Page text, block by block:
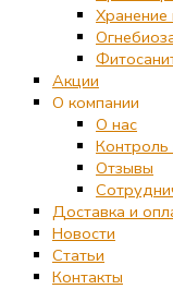
Хранение
Акции
О компании
О нас
Контроль
Отзывы
Доставка и
Новости
Статьи
Контакты